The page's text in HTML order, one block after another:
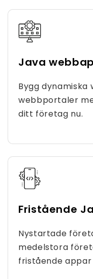
Java
Bygg
webbportaler
ditt företag nu.
Fristående
Nystartade
medelstora
fristående